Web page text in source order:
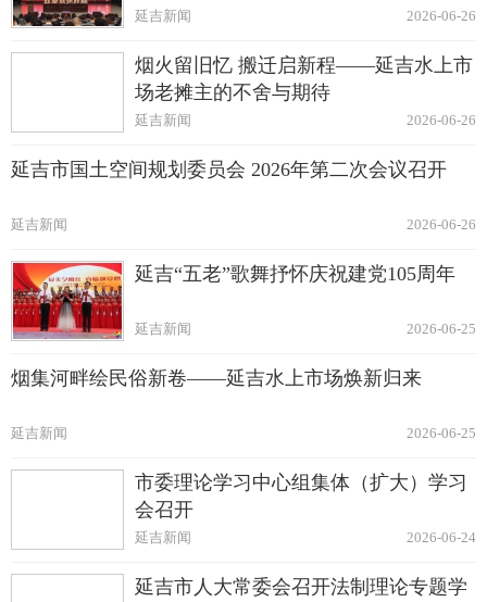
2026-06-26
延吉新闻
烟火留旧忆 搬迁启新程——延吉水上市
场老摊主的不舍与期待
2026-06-26
延吉新闻
延吉市国土空间规划委员会 2026年第二次会议召开
2026-06-26
延吉新闻
延吉“五老”歌舞抒怀庆祝建党105周年
2026-06-25
延吉新闻
烟集河畔绘民俗新卷——延吉水上市场焕新归来
2026-06-25
延吉新闻
市委理论学习中心组集体（扩大）学习
会召开
2026-06-24
延吉新闻
延吉市人大常委会召开法制理论专题学